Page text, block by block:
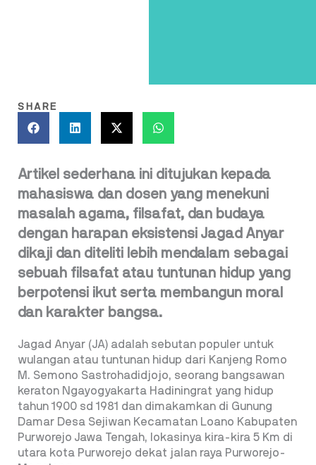
SHARE
Artikel sederhana ini ditujukan kepada
mahasiswa dan dosen yang menekuni
masalah agama, filsafat, dan budaya
dengan harapan eksistensi Jagad Anyar
dikaji dan diteliti lebih mendalam sebagai
sebuah filsafat atau tuntunan hidup yang
berpotensi ikut serta membangun moral
dan karakter bangsa.
Jagad Anyar (JA) adalah sebutan populer untuk
wulangan atau tuntunan hidup dari Kanjeng Romo
M. Semono Sastrohadidjojo, seorang bangsawan
keraton Ngayogyakarta Hadiningrat yang hidup
tahun 1900 sd 1981 dan dimakamkan di Gunung
Damar Desa Sejiwan Kecamatan Loano Kabupaten
Purworejo Jawa Tengah, lokasinya kira-kira 5 Km di
utara kota Purworejo dekat jalan raya Purworejo-